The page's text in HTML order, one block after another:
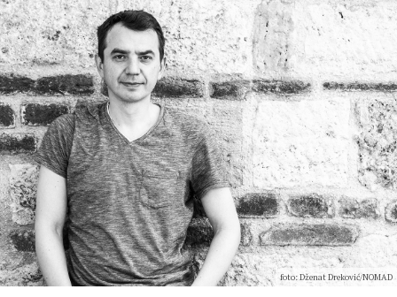
foto: Dženat Dreković/NOMAD